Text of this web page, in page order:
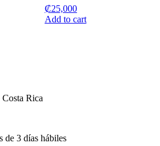
₡25,000
Add to cart
Rica
de 3 días hábiles